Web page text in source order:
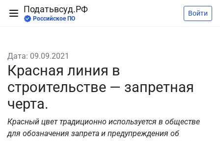
Податьвсуд.РФ
Российское ПО
Войти
Дата: 09.09.2021
Красная линия в
строительстве — запретная
черта.
Красный цвет традиционно используется в обществе
для обозначения запрета и предупреждения об